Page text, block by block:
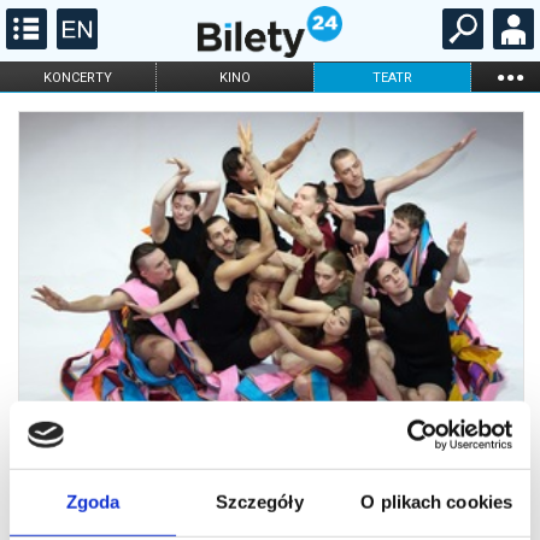
Zgoda Szczegóły O plikach cookies
KONCERTY KINO TEATR ...
FILHARMONIA OPERA I BALET
ONLINE